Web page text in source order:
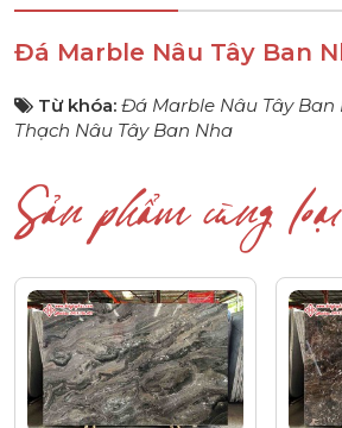
Đá Marble Nâu Tây Ban
Từ khóa: Đá Marble Nâu Tây Ban
Thạch Nâu Tây Ban Nha
Sản phẩm cùng loại